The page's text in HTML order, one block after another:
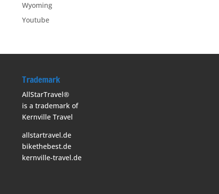
Wyoming
Youtube
Trademark
AllStarTravel®
is a trademark of
Kernville Travel
allstartravel.de
bikethebest.de
kernville-travel.de